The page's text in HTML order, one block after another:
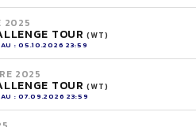
2025
TOUR(WT)
: 05.10.2026 23:59
2025
TOUR(WT)
: 07.09.2026 23:59